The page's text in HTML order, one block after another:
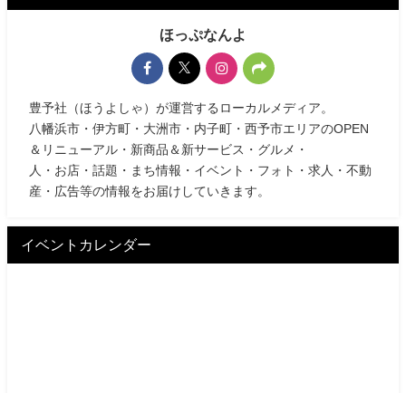
ほっぷなんよ
豊予社（ほうよしゃ）が運営するローカルメディア。
八幡浜市・伊方町・大洲市・内子町・西予市エリアのOPEN
＆リニューアル・新商品＆新サービス・グルメ・
人・お店・話題・まち情報・イベント・フォト・求人・不動
産・広告等の情報をお届けしていきます。
イベントカレンダー